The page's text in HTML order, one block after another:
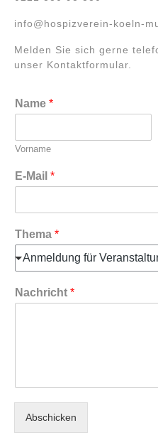
info@hospizverein-koeln-
Melden Sie sich gerne
unser Kontaktformular.
Name *
Vorname
E-Mail *
Thema *
Anmeldung für
Nachricht *
Abschicken